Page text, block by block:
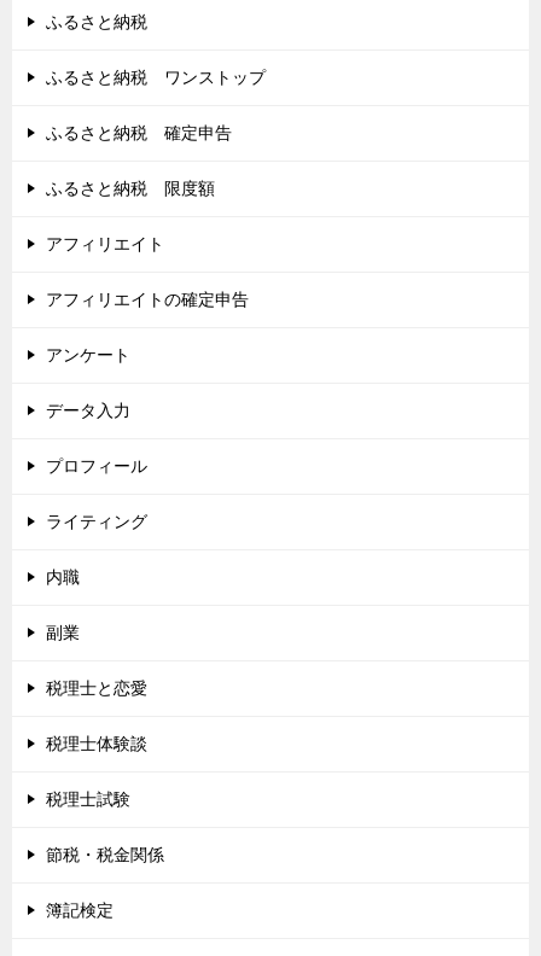
ふるさと納税
ふるさと納税 ワンストップ
ふるさと納税 確定申告
ふるさと納税 限度額
アフィリエイト
アフィリエイトの確定申告
アンケート
データ入力
プロフィール
ライティング
内職
副業
税理士と恋愛
税理士体験談
税理士試験
節税・税金関係
簿記検定